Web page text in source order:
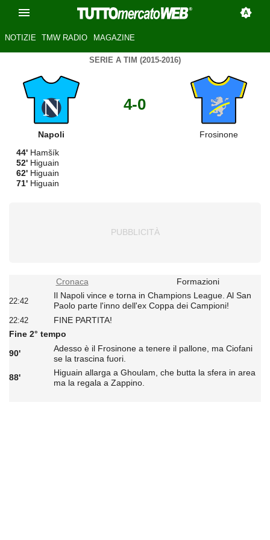
NOTIZIE TMW RADIO MAGAZINE
SERIE A TIM (2015-2016)
Napoli
4-0
Frosinone
44' Hamšík
52' Higuain
62' Higuain
71' Higuain
Cronaca Formazioni
22:42
Il Napoli vince e torna in Champions League. Al San
Paolo parte l'inno dell'ex Coppa dei Campioni!
22:42
FINE PARTITA!
Fine 2° tempo
90'
Adesso è il Frosinone a tenere il pallone, ma Ciofani
se la trascina fuori.
88'
Higuain allarga a Ghoulam, che butta la sfera in area
ma la regala a Zappino.